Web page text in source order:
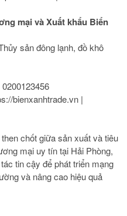
mại và Xuất khẩu Biển
sản đông lạnh, đồ khô
bienxanhtrade.vn |
chốt giữa sản xuất và tiêu
mại uy tín tại Hải Phòng,
tin cậy để phát triển mạng
và nâng cao hiệu quả